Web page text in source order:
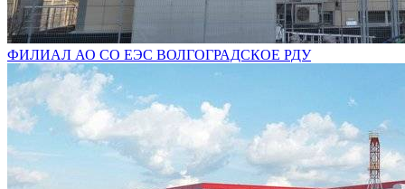
ФИЛИАЛ АО СО ЕЭС ВОЛГОГРАДСКОЕ РДУ